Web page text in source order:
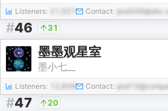
Listeners: Contact:
#46 31
墨墨观星室
墨小七__
Listeners: Contact:
#47 20